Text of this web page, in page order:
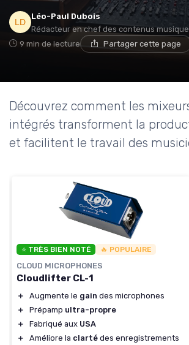
Léo-Paul Dubois
Rédacteur en chef des contenus musique
9 min de lecture Partager cette page
Découvrez comment les
intégrés transforment la
et facilitent le travail des
⭐ TRÈS BIEN NOTÉ 🔥 POPULAIRE
CLOUD MICROPHONES
Cloudlifter CL-1
＋ Augmente le gain des microphones
＋
Prépamp ultra-propre
＋
Fabriqué aux USA
＋
Améliore la clarté des enregistrements